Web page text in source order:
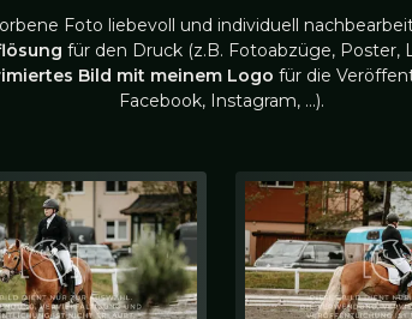
Foto liebevoll und individuell
für den Druck (z.B. Fotoabzüge, Poster,
Bild mit meinem Logo für die
Facebook, Instagram, …).